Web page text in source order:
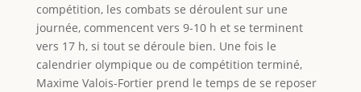
compétition, les combats se déroulent sur une
journée, commencent vers 9-10 h et se terminent
vers 17 h, si tout se déroule bien. Une fois le
calendrier olympique ou de compétition terminé,
Maxime Valois-Fortier prend le temps de se reposer